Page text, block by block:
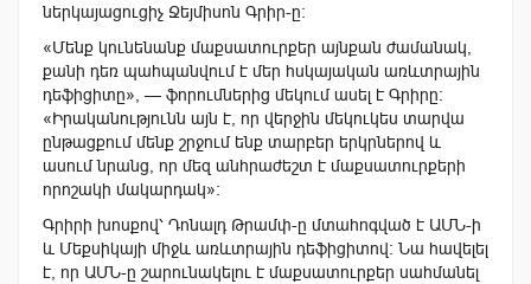
ներկայացուցիչ Ջեյմիսոն Գրիր-ը։
«Մենք կունենանք մաքսատուրքեր այնքան ժամանակ,
քանի դեռ պահպանվում է մեր հսկայական առևտրային
դեֆիցիտը», — ֆորումներից մեկում ասել է Գրիրը։
«Իրականությունն այն է, որ վերջին մեկուկես տարվա
ընթացքում մենք շրջում ենք տարբեր երկրներով և
ասում նրանց, որ մեզ անհրաժեշտ է մաքսատուրքերի
որոշակի մակարդակ»։
Գրիրի խոսքով՝ Դոնալդ Թրամփ-ը մտահոգված է ԱՄՆ-ի
և Մեքսիկայի միջև առևտրային դեֆիցիտով։ Նա հավելել
է, որ ԱՄՆ-ը շարունակելու է մաքսատուրքեր սահմանել